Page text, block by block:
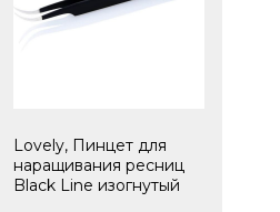
Lovely, Пинцет для
наращивания ресниц
Black Line изогнутый